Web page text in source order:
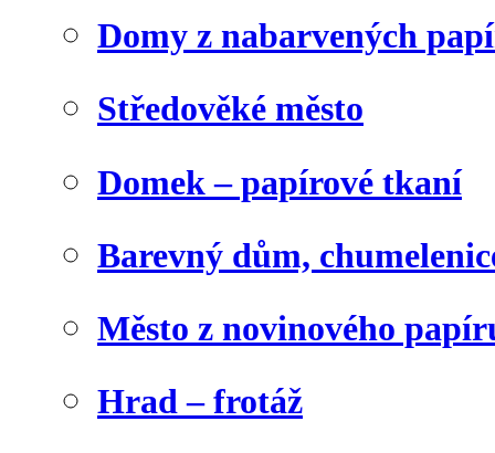
Domy z nabarvených
Středověké město
Domek – papírové tkaní
Barevný dům,
Město z novinového
Hrad – frotáž